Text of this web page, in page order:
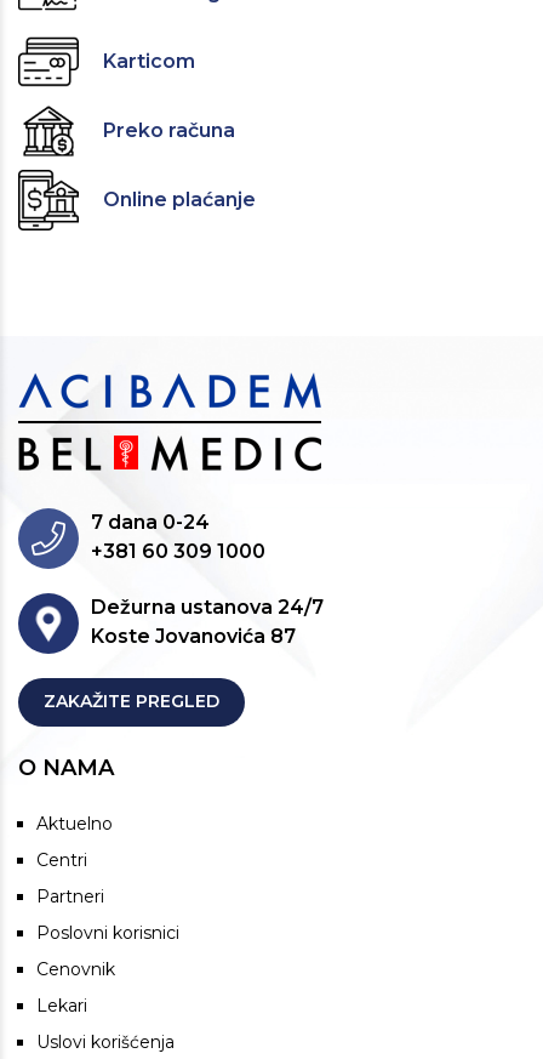
Karticom
Preko računa
Online plaćanje
7 dana 0-24
+381 60 309 1000
Dežurna ustanova 24/7
Koste Jovanovića 87
ZAKAŽITE PREGLED
O NAMA
Aktuelno
Centri
Partneri
Poslovni korisnici
Cenovnik
Lekari
Uslovi korišćenja